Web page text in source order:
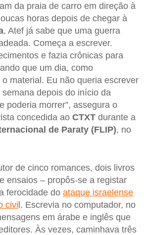
da praia de carro em direção à
horas depois de chegar à
, Atef já sabe que uma guerra
Começa a escrever.
e fazia crônicas para
que um dia, como
material. Eu não queria escrever
depois do início da
poderia morrer”, assegura o
concedida ao CTXT durante a
de Paraty (FLIP), no
de cinco romances, dois livros
ensaios – propôs-se a registar
ferocidade do ataque israelense
civil. Escrevia no computador, no
em árabe e inglês que
Às vezes, caminhava três